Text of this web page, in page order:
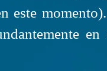
este